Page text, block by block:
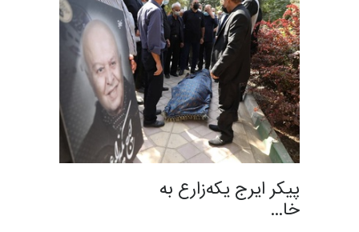
پیکر ایرج یکه‌زارع به
خا…